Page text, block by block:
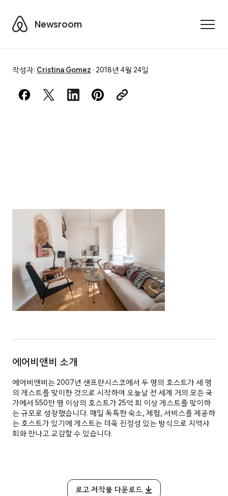
AirbnbNewsroom
작성자: Cristina Gomez · 2018년 4월 24일
에어비앤비 소개
에어비앤비는 2007년 샌프란시스코에서 두 명의 호스트가 세 명
의 게스트를 맞이한 것으로 시작하여 오늘날 전 세계 거의 모든 국
가에서 550만 명 이상의 호스트가 25억 회 이상 게스트를 맞이하
는 규모로 성장했습니다. 매일 독특한 숙소, 체험, 서비스를 제공하
는 호스트가 있기에 게스트는 더욱 진정성 있는 방식으로 지역사
회와 만나고 교감할 수 있습니다.
로고 저작물 다운로드